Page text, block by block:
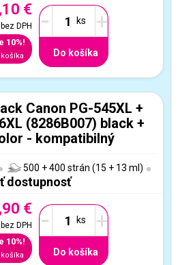
€
DPH
10%!
- +
Do košíka
Canon PG-545XL +
(8286B007) black +
- kompatibilný
500 + 400 strán (15 + 13 ml)
dostupnosť
€
DPH
10%!
- +
Do košíka